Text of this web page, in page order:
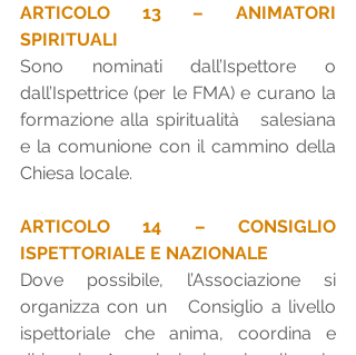
ARTICOLO 13 – ANIMATORI
SPIRITUALI
Sono nominati dall’Ispettore o
dall’Ispettrice (per le FMA) e curano la
formazione alla spiritualità   salesiana
e la comunione con il cammino della
Chiesa locale.
ARTICOLO 14 – CONSIGLIO
ISPETTORIALE E NAZIONALE
Dove possibile, l’Associazione si
organizza con un   Consiglio a livello
ispettoriale che anima, coordina e